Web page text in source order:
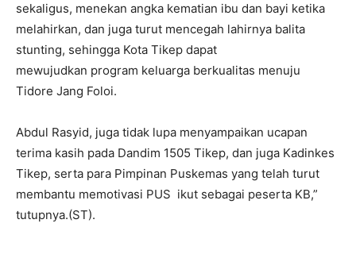
sekaligus, menekan angka kematian ibu dan bayi ketika
melahirkan, dan juga turut mencegah lahirnya balita
stunting, sehingga Kota Tikep dapat
mewujudkan program keluarga berkualitas menuju
Tidore Jang Foloi.
Abdul Rasyid, juga tidak lupa menyampaikan ucapan
terima kasih pada Dandim 1505 Tikep, dan juga Kadinkes
Tikep, serta para Pimpinan Puskemas yang telah turut
membantu memotivasi PUS ikut sebagai peserta KB,”
tutupnya.(ST).